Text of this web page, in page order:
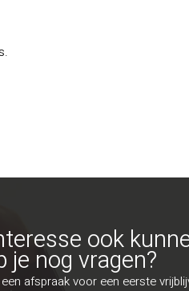
ook
je nog vragen?
afspraak voor een eerste